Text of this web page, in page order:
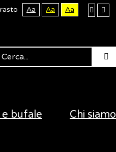
Aa Aa Aa
e bufale Chi siamo